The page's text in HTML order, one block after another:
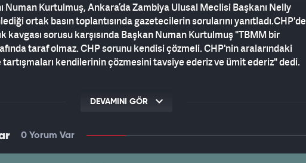
Numan Kurtulmuş, Ankara’da Zambiya Ulusal Meclisi Başkanı Nelly
ortak basın toplantısında gazetecilerin sorularını yanıtladı.CHP'de
kavgası sorusu karşısında Başkan Numan Kurtulmuş "TBMM bir
taraf olmaz. CHP sorunu kendisi çözmeli. CHP'nin aralarındaki
kendilerinin çözmesini tavsiye ederiz ve ümit ederiz" dedi.
DEVAMINI GÖR
0 Yorum Var